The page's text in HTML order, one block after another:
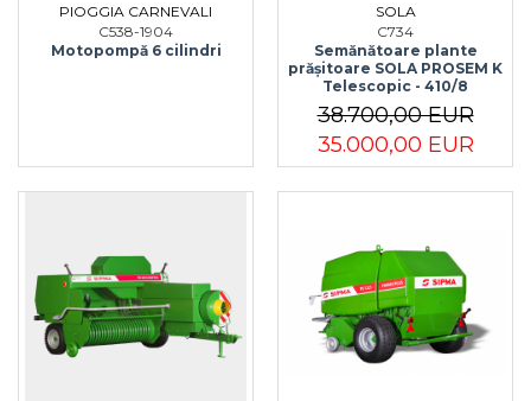
Utilaje usturoi
Înfoliatoare Baloţi
PIOGGIA CARNEVALI
C538-1904
Motopompă 6 cilindri
SOLA
C734
Semănătoare plante
prășitoare SOLA PROSEM K
Telescopic - 410/8
38.700,00 EUR
35.000,00 EUR